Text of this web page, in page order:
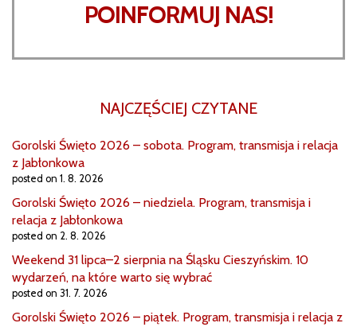
POINFORMUJ NAS!
NAJCZĘŚCIEJ CZYTANE
Gorolski Święto 2026 – sobota. Program, transmisja i relacja
z Jabłonkowa
posted on 1. 8. 2026
Gorolski Święto 2026 – niedziela. Program, transmisja i
relacja z Jabłonkowa
posted on 2. 8. 2026
Weekend 31 lipca–2 sierpnia na Śląsku Cieszyńskim. 10
wydarzeń, na które warto się wybrać
posted on 31. 7. 2026
Gorolski Święto 2026 – piątek. Program, transmisja i relacja z